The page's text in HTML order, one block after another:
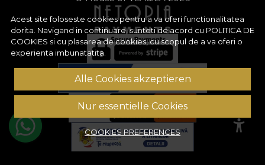
Acest site foloseste cookies pentru a va oferi functionalitatea
dorita. Navigand in continuare, sunteti de acord cu POLITICA DE
COOKIES si cu plasarea de cookies, cu scopul de a va oferi o
experienta imbunatatita.
Alle Cookies akzeptieren
Nur essentielle Cookies
COOKIES PREFERENCES